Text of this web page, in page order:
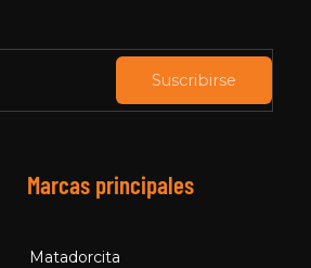
Suscribirse
Marcas principales
Matadorcita